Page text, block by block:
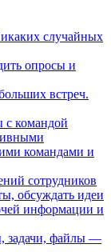
случайных
опросы и
встреч.
с командой
командами и
сотрудников
обсуждать идеи
информации и
задачи, файлы —